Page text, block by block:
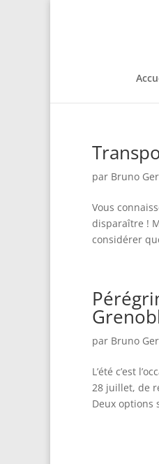
par Bruno
Vous
disparaître !
considérer
par Bruno
L’été c’est
28 juillet, de
Deux options